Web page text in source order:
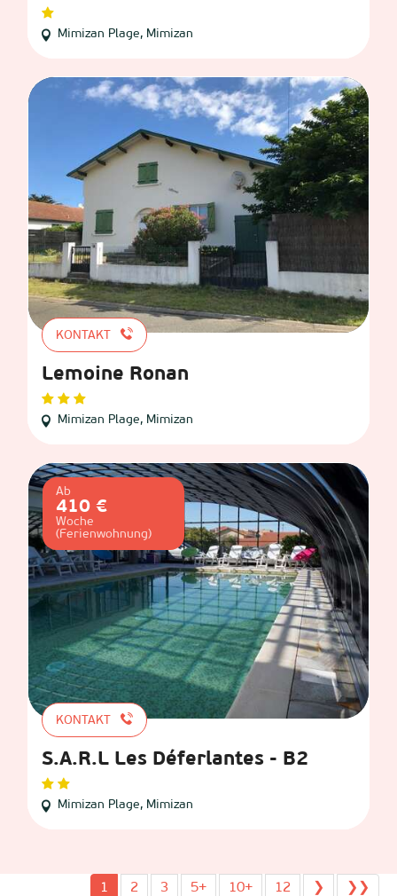
Mimizan Plage, Mimizan
KONTAKT
Lemoine Ronan
Mimizan Plage, Mimizan
Ab
410 €
Woche
(Ferienwohnung)
KONTAKT
S.A.R.L Les Déferlantes - B2
Mimizan Plage, Mimizan
1 2 3 5+ 10+ 12 ❯ ❯❯